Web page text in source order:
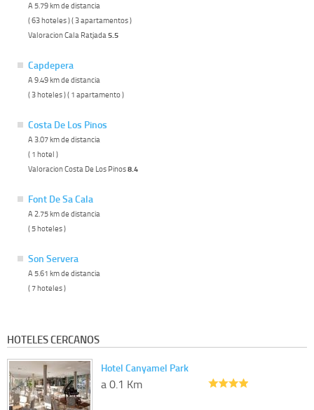
A 5.79 km de distancia
( 63 hoteles ) ( 3 apartamentos )
Valoracion Cala Ratjada5.5
Capdepera
A 9.49 km de distancia
( 3 hoteles ) ( 1 apartamento )
Costa De Los Pinos
A 3.07 km de distancia
( 1 hotel )
Valoracion Costa De Los Pinos8.4
Font De Sa Cala
A 2.75 km de distancia
( 5 hoteles )
Son Servera
A 5.61 km de distancia
( 7 hoteles )
HOTELES CERCANOS
Hotel Canyamel Park
a 0.1 Km